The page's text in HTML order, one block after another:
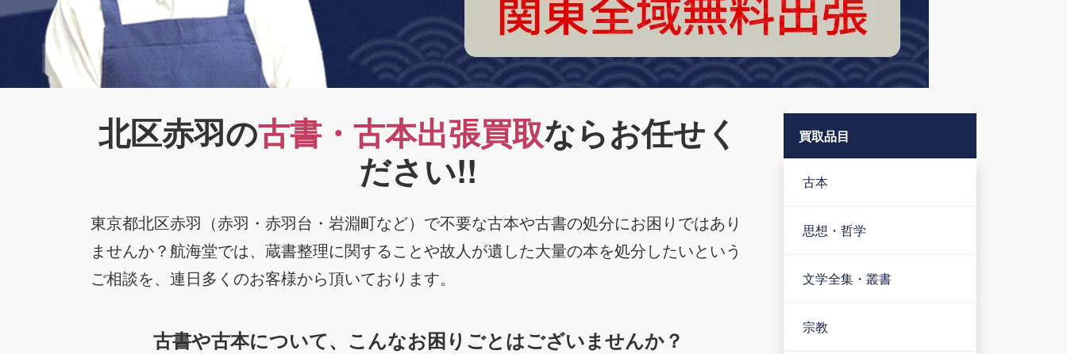
北区赤羽の古書・古本出張買取ならお任せく
ださい!!
東京都北区赤羽（赤羽・赤羽台・岩淵町など）で不要な古本や古書の処分にお困りではあり
ませんか？航海堂では、蔵書整理に関することや故人が遺した大量の本を処分したいという
ご相談を、連日多くのお客様から頂いております。
古書や古本について、こんなお困りごとはございませんか？
買取品目
古本
思想・哲学
文学全集・叢書
宗教